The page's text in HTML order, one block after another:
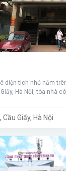
diện tích nhỏ nằm
Hà Nội, tòa nhà
Giấy, Hà Nội